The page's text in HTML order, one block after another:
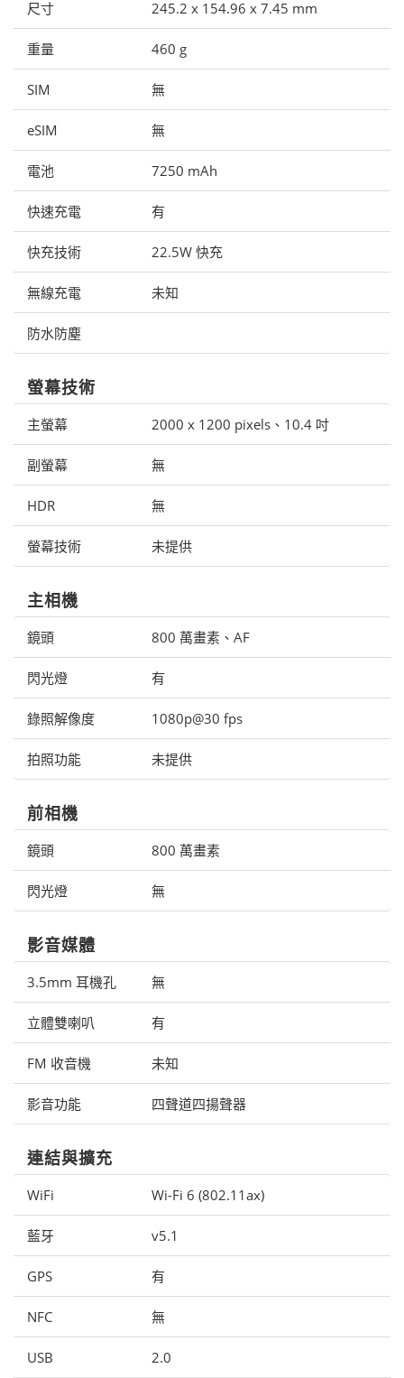
尺寸 245.2 x 154.96 x 7.45 mm
重量 460 g
SIM 無
eSIM 無
電池 7250 mAh
快速充電 有
快充技術 22.5W 快充
無線充電 未知
防水防塵
螢幕技術
主螢幕 2000 x 1200 pixels、10.4 吋
副螢幕 無
HDR 無
螢幕技術 未提供
主相機
鏡頭 800 萬畫素、AF
閃光燈 有
錄照解像度 1080p@30 fps
拍照功能 未提供
前相機
鏡頭 800 萬畫素
閃光燈 無
影音媒體
3.5mm 耳機孔 無
立體雙喇叭 有
FM 收音機 未知
影音功能 四聲道四揚聲器
連結與擴充
WiFi Wi-Fi 6 (802.11ax)
藍牙 v5.1
GPS 有
NFC 無
USB 2.0